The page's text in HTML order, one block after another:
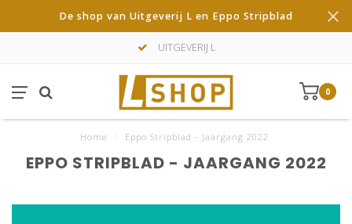
De shop van Uitgeverij L en Eppo Stripblad
UITGEVERIJ L
0
Home Eppo Stripblad - Jaargang 2022
EPPO STRIPBLAD - JAARGANG 2022